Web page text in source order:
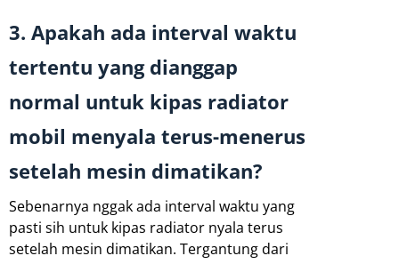
3. Apakah ada interval waktu
tertentu yang dianggap
normal untuk kipas radiator
mobil menyala terus-menerus
setelah mesin dimatikan?
Sebenarnya nggak ada interval waktu yang
pasti sih untuk kipas radiator nyala terus
setelah mesin dimatikan. Tergantung dari